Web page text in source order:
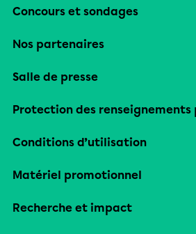
Concours et sondages
Nos partenaires
Salle de presse
Protection des renseignements
Conditions d’utilisation
Matériel promotionnel
Recherche et impact